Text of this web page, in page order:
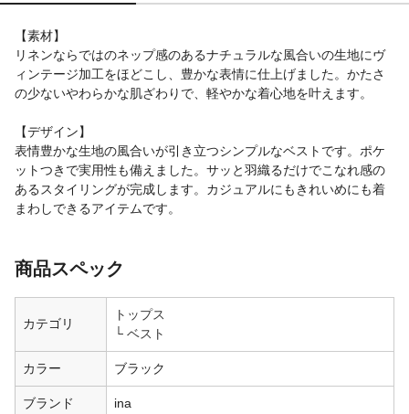
【素材】
リネンならではのネップ感のあるナチュラルな風合いの生地にヴ
ィンテージ加工をほどこし、豊かな表情に仕上げました。かたさ
の少ないやわらかな肌ざわりで、軽やかな着心地を叶えます。
【デザイン】
表情豊かな生地の風合いが引き立つシンプルなベストです。ポケ
ットつきで実用性も備えました。サッと羽織るだけでこなれ感の
あるスタイリングが完成します。カジュアルにもきれいめにも着
まわしできるアイテムです。
商品スペック
カテゴリ
トップス
ベスト
カラー ブラック
ブランド ina